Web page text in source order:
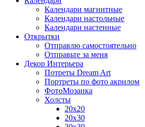
Календари магнитные
Календари настольные
Календари настенные
Открытки
Отправлю самостоятельно
Отправьте за меня
Декор Интерьера
Потреты Dream Art
Портреты по фото акрилом
ФотоМозаика
Холсты
20х20
20х30